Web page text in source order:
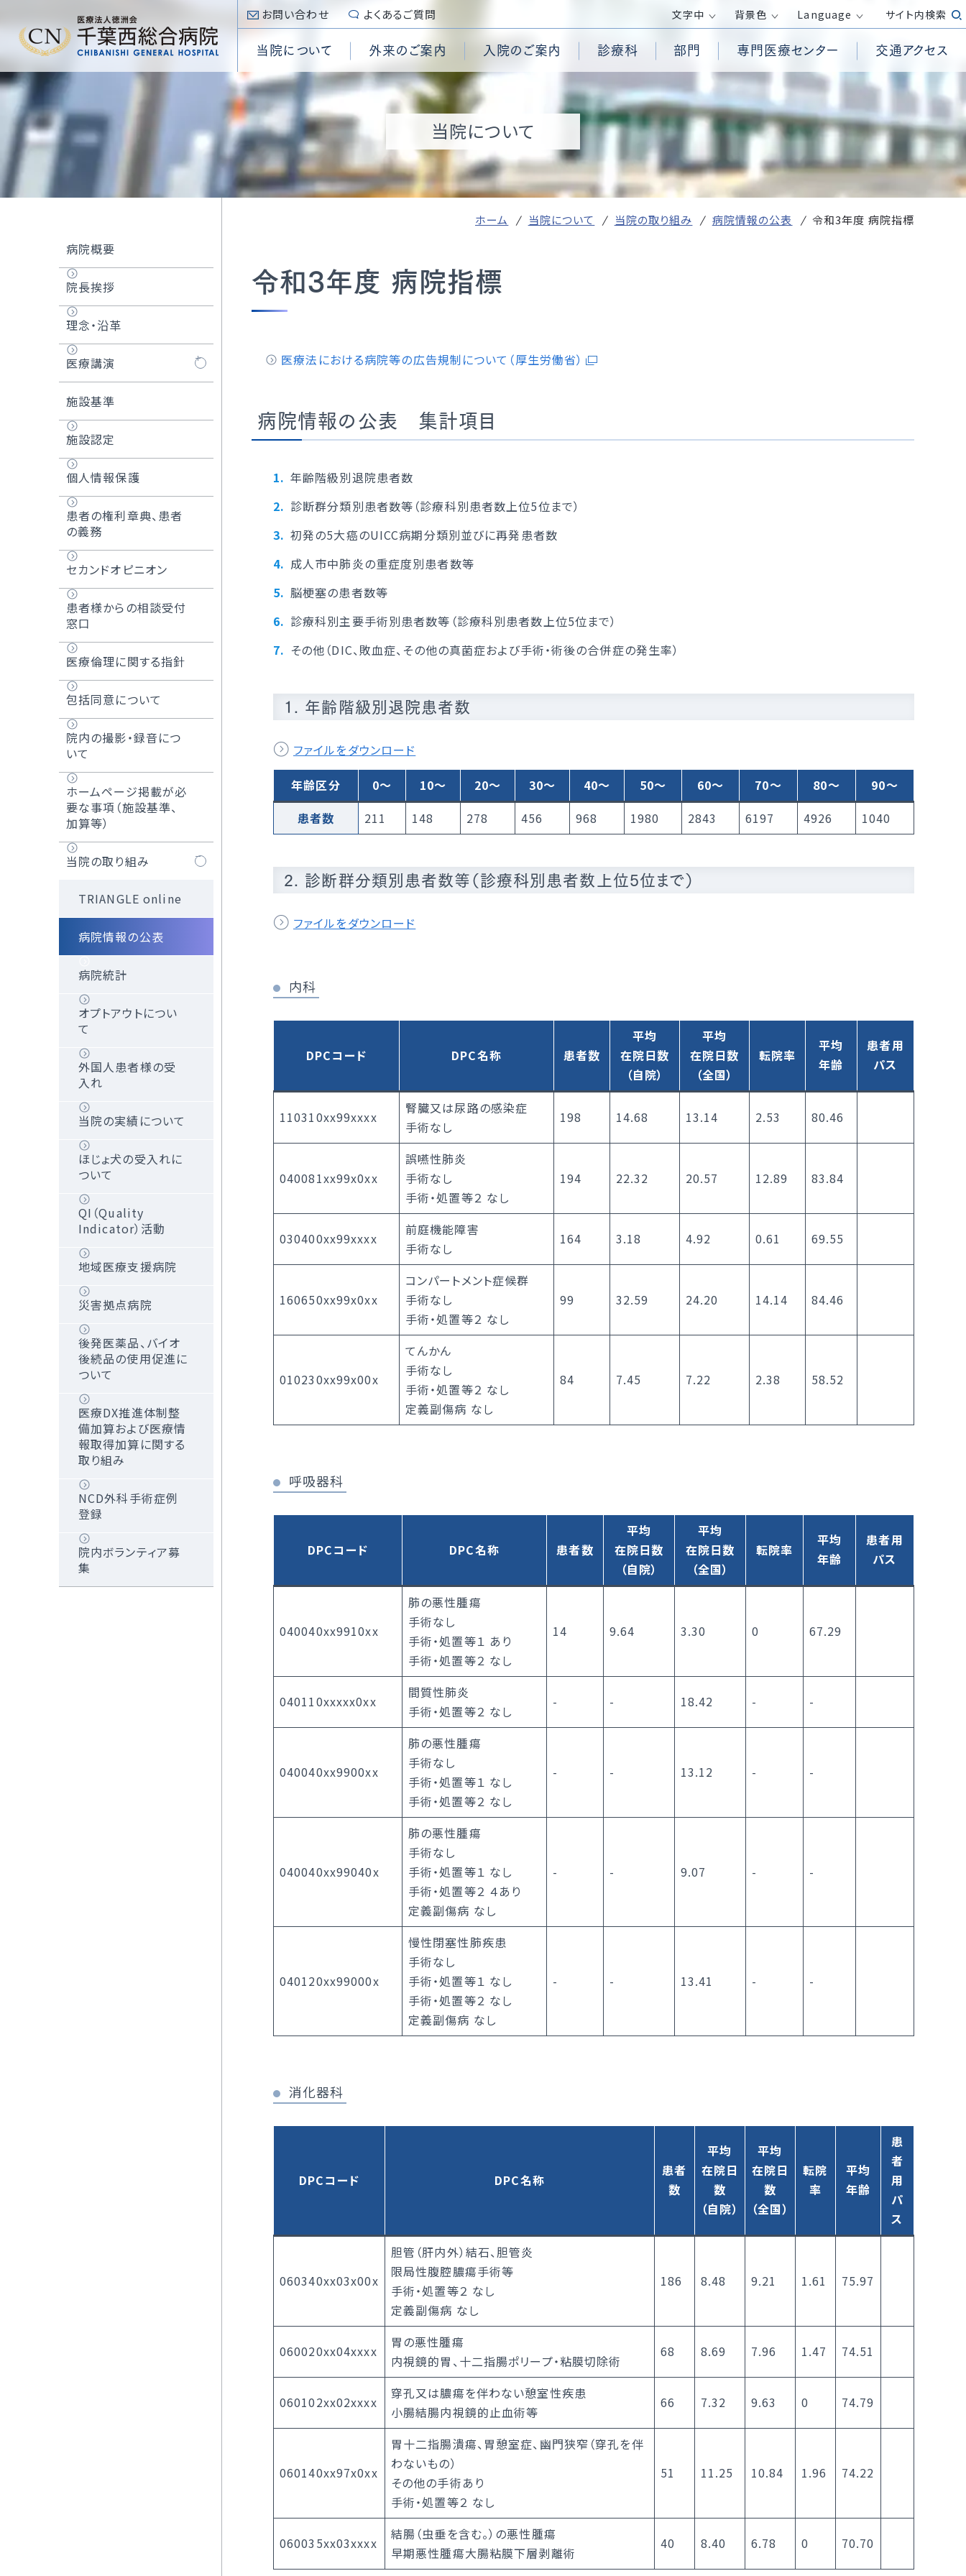
お問い合わせ よくあるご質問 文字中 背景色 Language サイト内検索
当院について 外来のご案内 入院のご案内 診療科 部門 専門医療センター 交通アクセス
About
病院概要
院長挨拶
理念・沿革
医療講演
個人情報保護
患者の権利章典、患者の義務
セカンドオピニオン
患者様からの相談受付窓口
医療倫理に関する指針
包括同意について
院内の撮影・録音について
ホームページ掲載が必要な事項（施
TRIANGLE online
病院情報の公表
外国人患者様の受入れ
後発医薬品、バイオ後続品の使用
外来担当表 受付方法
外来フロア案内
入院のご案内
Inpatient
入院手続き
入院費用
診断書・証明書
入院時のご用意
患者様からの相談受付窓口
面会時間・面会制限
Department
内科
循環器内科
心臓血管外科
脳神経外科
消化器内科
外科
頭頸部外科
泌尿器科
整形外科
小児科
形成外科
産婦人科
歯科・口腔外科
皮膚科
部門
看護部
薬剤部
放射線科コメディカル
臨床検査科コメディカル
臨床工学科
集中治療部
臨床試験センター
ブレインハートチーム
緩和ケアチーム
高気圧酸素治療室
救急救命士
訪問看護ステーション
居宅介護支援事業所
心臓病センター
SHDセンター
低侵襲心臓手術センター
大動脈センター
不整脈センター
脳卒中センター
頭頸部腫瘍センター
内視鏡センター
結石治療センター
ASO治療センター
頸動脈センター
透析センター
外来化学療法センター
膠原病リウマチセンター
ロボット手術センター
健康管理センター
当院について
ホーム 当院について 当院の取り組み 病院情報の公表 令和3年度 病院指標
令和3年度 病院指標
医療法における病院等の広告規制について（厚生労働省）
病院情報の公表 集計項目
年齢階級別退院患者数
診断群分類別患者数等（診療科別患者数上位5位まで）
初発の5大癌のUICC病期分類別並びに再発患者数
成人市中肺炎の重症度別患者数等
脳梗塞の患者数等
診療科別主要手術別患者数等（診療科別患者数上位5位まで）
その他（DIC、敗血症、その他の真菌症および手術・術後の合併症の発生率）
1. 年齢階級別退院患者数
ファイルをダウンロード
年齢区分 0～ 10～ 20～ 30～ 40～ 50～ 60～ 70～ 80～
90～
患者数
211 148 278 456 968 1980 2843 6197 4926 1040
2. 診断群分類別患者数等（診療科別患者数上位5位まで）
ファイルをダウンロード
内科
DPCコード DPC名称 患者数
平均
在院日数
（自院）
平均
在院日数
（全国）
転院率
平均
年齢
患者用
パス
110310xx99xxxx
腎臓又は尿路の感染症
手術なし
198 14.68 13.14 2.53 80.46
040081xx99x0xx
誤嚥性肺炎
手術なし
手術・処置等２ なし
194 22.32 20.57 12.89 83.84
030400xx99xxxx
前庭機能障害
手術なし
164 3.18 4.92 0.61 69.55
160650xx99x0xx
コンパートメント症候群
手術なし
手術・処置等２ なし
99 32.59 24.20 14.14 84.46
010230xx99x00x
てんかん
手術なし
手術・処置等２ なし
定義副傷病 なし
84 7.45 7.22 2.38 58.52
呼吸器科
DPCコード DPC名称 患者数
平均
在院日数
（自院）
平均
在院日数
（全国）
転院率
平均
年齢
患者用
パス
040040xx9910xx
肺の悪性腫瘍
手術なし
手術・処置等１ あり
手術・処置等２ なし
14 9.64 3.30 0 67.29
040110xxxxx0xx
間質性肺炎
手術・処置等２ なし
- - 18.42 - -
040040xx9900xx
肺の悪性腫瘍
手術なし
手術・処置等１ なし
手術・処置等２ なし
- - 13.12 - -
040040xx99040x
肺の悪性腫瘍
手術なし
手術・処置等１ なし
手術・処置等２ ４あり
定義副傷病 なし
- - 9.07 - -
040120xx99000x
慢性閉塞性肺疾患
手術なし
手術・処置等１ なし
手術・処置等２ なし
定義副傷病 なし
- - 13.41 - -
消化器科
DPCコード DPC名称
患者
数
平均
在院日
数
（自院）
平均
在院日
数
（全国）
転院
率
平均
年齢
患
者
用
パ
ス
060340xx03x00x
胆管（肝内外）結石、胆管炎
限局性腹腔膿瘍手術等
手術・処置等２ なし
定義副傷病 なし
186 8.48 9.21 1.61 75.97
060020xx04xxxx
胃の悪性腫瘍
内視鏡的胃、十二指腸ポリープ・粘膜切除術
68 8.69 7.96 1.47 74.51
060102xx02xxxx
穿孔又は膿瘍を伴わない憩室性疾患
小腸結腸内視鏡的止血術等
66 7.32 9.63 0 74.79
060140xx97x0xx
胃十二指腸潰瘍、胃憩室症、幽門狭窄（穿孔を伴
わないもの）
その他の手術あり
手術・処置等２ なし
51 11.25 10.84 1.96 74.22
060035xx03xxxx
結腸（虫垂を含む。）の悪性腫瘍
早期悪性腫瘍大腸粘膜下層剥離術
40 8.40 6.78 0 70.70
病院概要
院長挨拶
理念・沿革
医療講演
オンライン医療講演
参加方法
施設基準
施設認定
個人情報保護
患者の権利章典、患者
の義務
セカンドオピニオン
患者様からの相談受付
窓口
医療倫理に関する指針
包括同意について
院内の撮影・録音につ
いて
ホームページ掲載が必
要な事項（施設基準、
加算等）
当院の取り組み
TRIANGLE online
病院情報の公表
病院統計
オプトアウトについ
て
外国人患者様の受
入れ
当院の実績について
ほじょ犬の受入れに
ついて
QI（Quality
Indicator）活動
地域医療支援病院
災害拠点病院
後発医薬品、バイオ
後続品の使用促進に
ついて
医療DX推進体制整
備加算および医療情
報取得加算に関する
取り組み
NCD外科手術症例
登録
院内ボランティア募
集